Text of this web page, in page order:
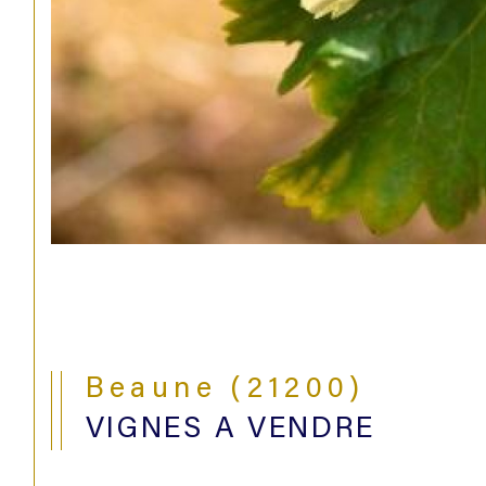
Beaune (21200)
VIGNES A VENDRE